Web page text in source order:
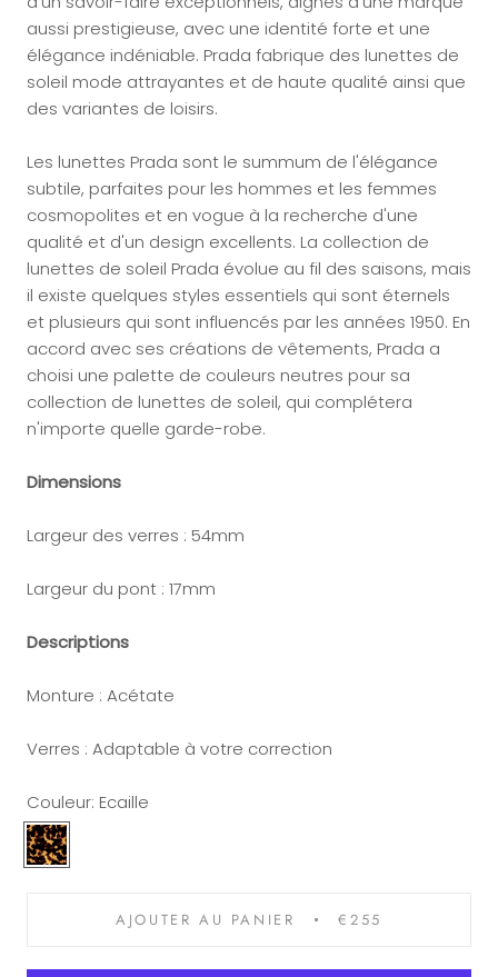
aussi prestigieuse, avec une identité forte et une
élégance indéniable. Prada fabrique des lunettes de
soleil mode attrayantes et de haute qualité ainsi que
des variantes de loisirs.
Les lunettes Prada sont le summum de l'élégance
subtile, parfaites pour les hommes et les femmes
cosmopolites et en vogue à la recherche d'une
qualité et d'un design excellents. La collection de
lunettes de soleil Prada évolue au fil des saisons, mais
il existe quelques styles essentiels qui sont éternels
et plusieurs qui sont influencés par les années 1950. En
accord avec ses créations de vêtements, Prada a
choisi une palette de couleurs neutres pour sa
collection de lunettes de soleil, qui complétera
n'importe quelle garde-robe.
Dimensions
Largeur des verres : 54mm
Largeur du pont : 17mm
Descriptions
Monture : Acétate
Verres : Adaptable à votre correction
Couleur: Ecaille
Ecaille
AJOUTER AU PANIER €255